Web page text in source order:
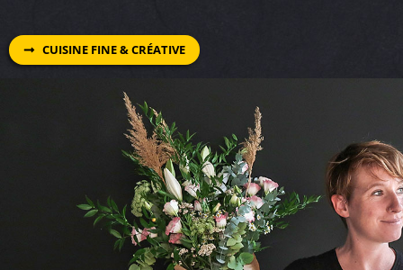
CUISINE FINE & CRÉATIVE